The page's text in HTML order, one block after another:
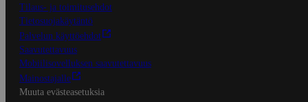
Tilaus- ja toimitusehdot
Tietosuojakäytäntö
Palvelun käyttöehdot
Saavutettavuus
Mobiilisovelluksen saavutettavuus
Mainostajalle
Muuta evästeasetuksia